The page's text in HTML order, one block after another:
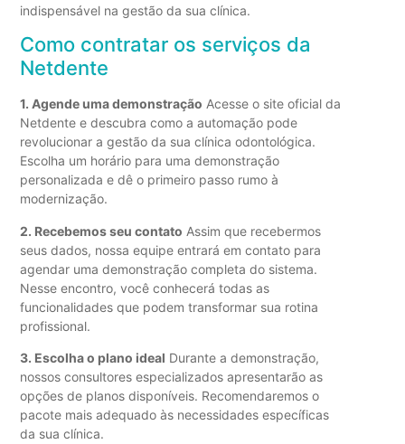
indispensável na gestão da sua clínica.
Como contratar os serviços da
Netdente
1. Agende uma demonstração Acesse o site oficial da
Netdente e descubra como a automação pode
revolucionar a gestão da sua clínica odontológica.
Escolha um horário para uma demonstração
personalizada e dê o primeiro passo rumo à
modernização.
2. Recebemos seu contato Assim que recebermos
seus dados, nossa equipe entrará em contato para
agendar uma demonstração completa do sistema.
Nesse encontro, você conhecerá todas as
funcionalidades que podem transformar sua rotina
profissional.
3. Escolha o plano ideal Durante a demonstração,
nossos consultores especializados apresentarão as
opções de planos disponíveis. Recomendaremos o
pacote mais adequado às necessidades específicas
da sua clínica.